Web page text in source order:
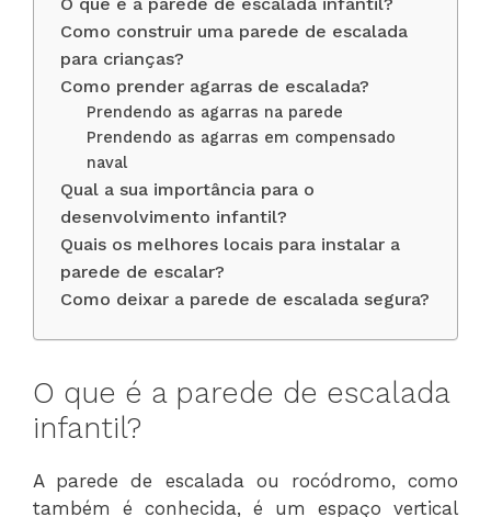
Como construir uma parede de escalada
para crianças?
Como prender agarras de escalada?
Prendendo as agarras na parede
Prendendo as agarras em compensado
naval
Qual a sua importância para o
desenvolvimento infantil?
Quais os melhores locais para instalar a
parede de escalar?
Como deixar a parede de escalada segura?
O que é a parede de escalada
infantil?
A parede de escalada ou rocódromo, como
também é conhecida, é um espaço vertical